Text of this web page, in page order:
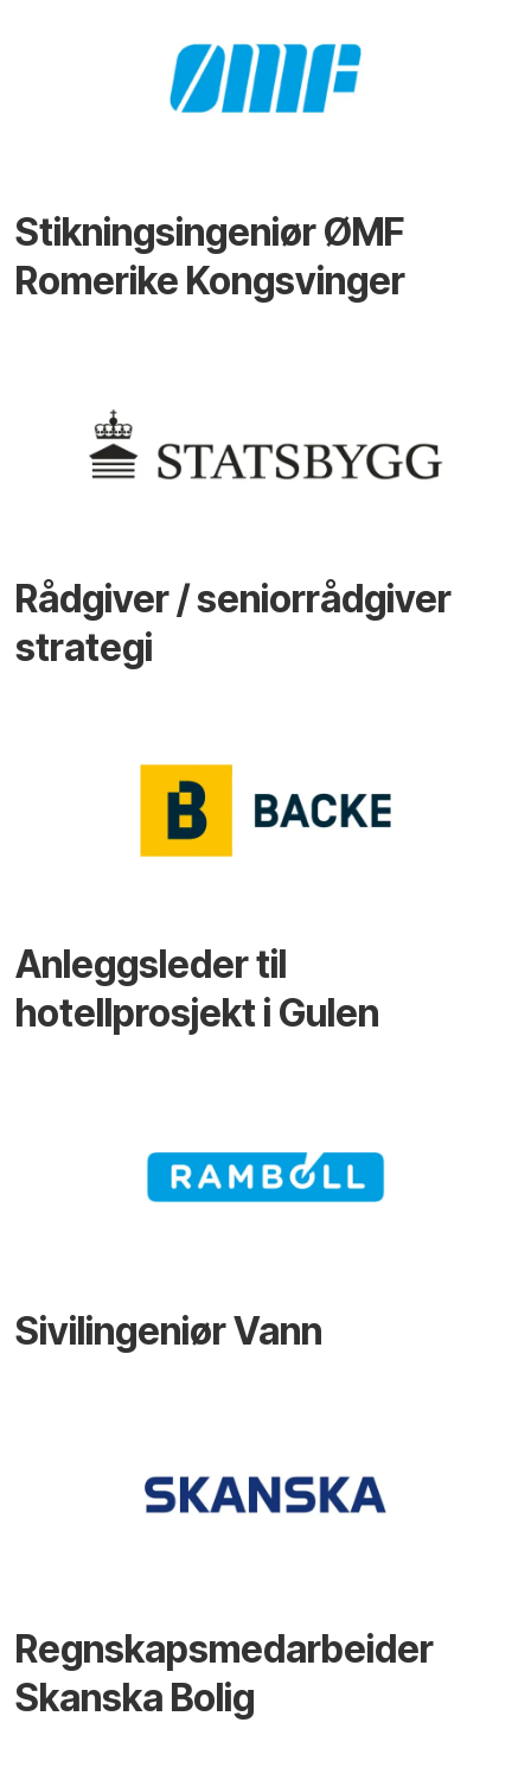
Stikningsingeniør ØMF
Romerike Kongsvinger
Rådgiver / seniorrådgiver
strategi
Anleggsleder til
hotellprosjekt i Gulen
Sivilingeniør Vann
Regnskapsmedarbeider
Skanska Bolig